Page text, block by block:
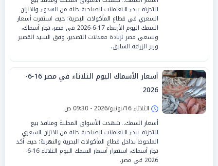
التجزئة ببدء التعاملات الصباحية حالة من الهدوء والاتزان
السعري في قطاع المأكولات البحرية؛ حيث استقرت أسعار
السمك اليوم الأربعاء 17-6-2026 في مصر، تجار أسماك،
وتسعى مصر لزيادة معدلات التصدير، وفق السيد القصير
وزير الزراعة السابق.
أسعار الأسماك اليوم الثلاثاء في مصر 16-6-
2026
الثلاثاء 16/يونيو/2026 - 09:30 ص
أسعار السمك.. شهدت الأسواق المحلية ومنافذ بيع
التجزئة ببدء التعاملات الصباحية حالة من الاتزان السعري
الملحوظ بداخل قطاع المأكولات البحرية والنهرية؛ حيث أكد
تجار أسماك، استقرار أسعار السمك اليوم الثلاثاء 16-6-
2026 في مصر.